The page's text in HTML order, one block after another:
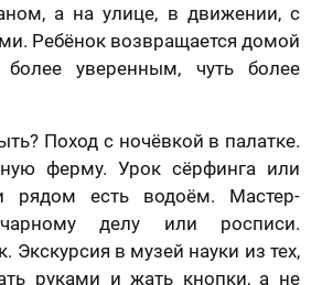
а на улице, в движении, с
Ребёнок возвращается домой
уверенным, чуть более
Поход с ночёвкой в палатке.
ферму. Урок сёрфинга или
рядом есть водоём. Мастер-
делу или росписи.
Экскурсия в музей науки из тех,
руками и жать кнопки, а не